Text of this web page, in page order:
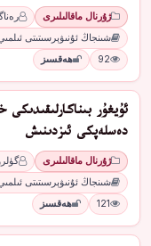
ژۇرنال ماقالىلىرى
شىنجاڭ ئۇنىۋېرسىتىتى
92
ھەقسىز
ئۇيغۇر
دەسلەپكى ئىزدىنىش
ژۇرنال ماقالىلىرى
شىنجاڭ ئۇنىۋېرسىتىتى
121
ھەقسىز